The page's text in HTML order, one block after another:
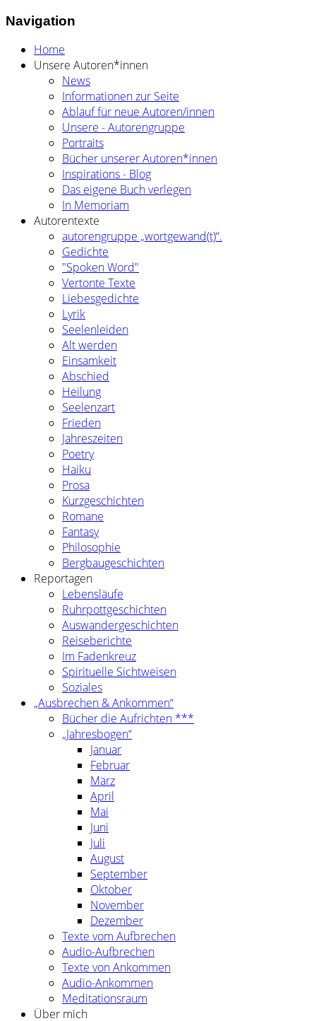
Navigation
Home
Unsere Autoren*innen
News
Informationen zur Seite
Ablauf für neue Autoren/innen
Unsere - Autorengruppe
Portraits
Bücher unserer Autoren*innen
Inspirations - Blog
Das eigene Buch verlegen
In Memoriam
Autorentexte
autorengruppe „wortgewand(t)“.
Gedichte
"Spoken Word"
Vertonte Texte
Liebesgedichte
Lyrik
Seelenleiden
Alt werden
Einsamkeit
Abschied
Heilung
Seelenzart
Frieden
Jahreszeiten
Poetry
Haiku
Prosa
Kurzgeschichten
Romane
Fantasy
Philosophie
Bergbaugeschichten
Reportagen
Lebensläufe
Ruhrpottgeschichten
Auswandergeschichten
Reiseberichte
Im Fadenkreuz
Spirituelle Sichtweisen
Soziales
„Ausbrechen & Ankommen“
Bücher die Aufrichten ***
„Jahresbogen“
Januar
Februar
März
April
Mai
Juni
Juli
August
September
Oktober
November
Dezember
Texte vom Aufbrechen
Audio-Aufbrechen
Texte von Ankommen
Audio-Ankommen
Meditationsraum
Über mich